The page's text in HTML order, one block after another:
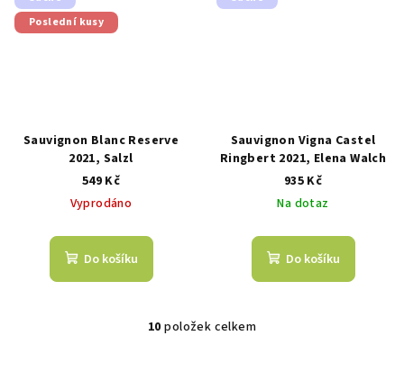
Poslední kusy
Sauvignon Blanc Reserve
2021, Salzl
549 Kč
Vyprodáno
Do košíku
Sauvignon Vigna Castel
Ringbert 2021, Elena Walch
935 Kč
Na dotaz
Do košíku
O
10 položek celkem